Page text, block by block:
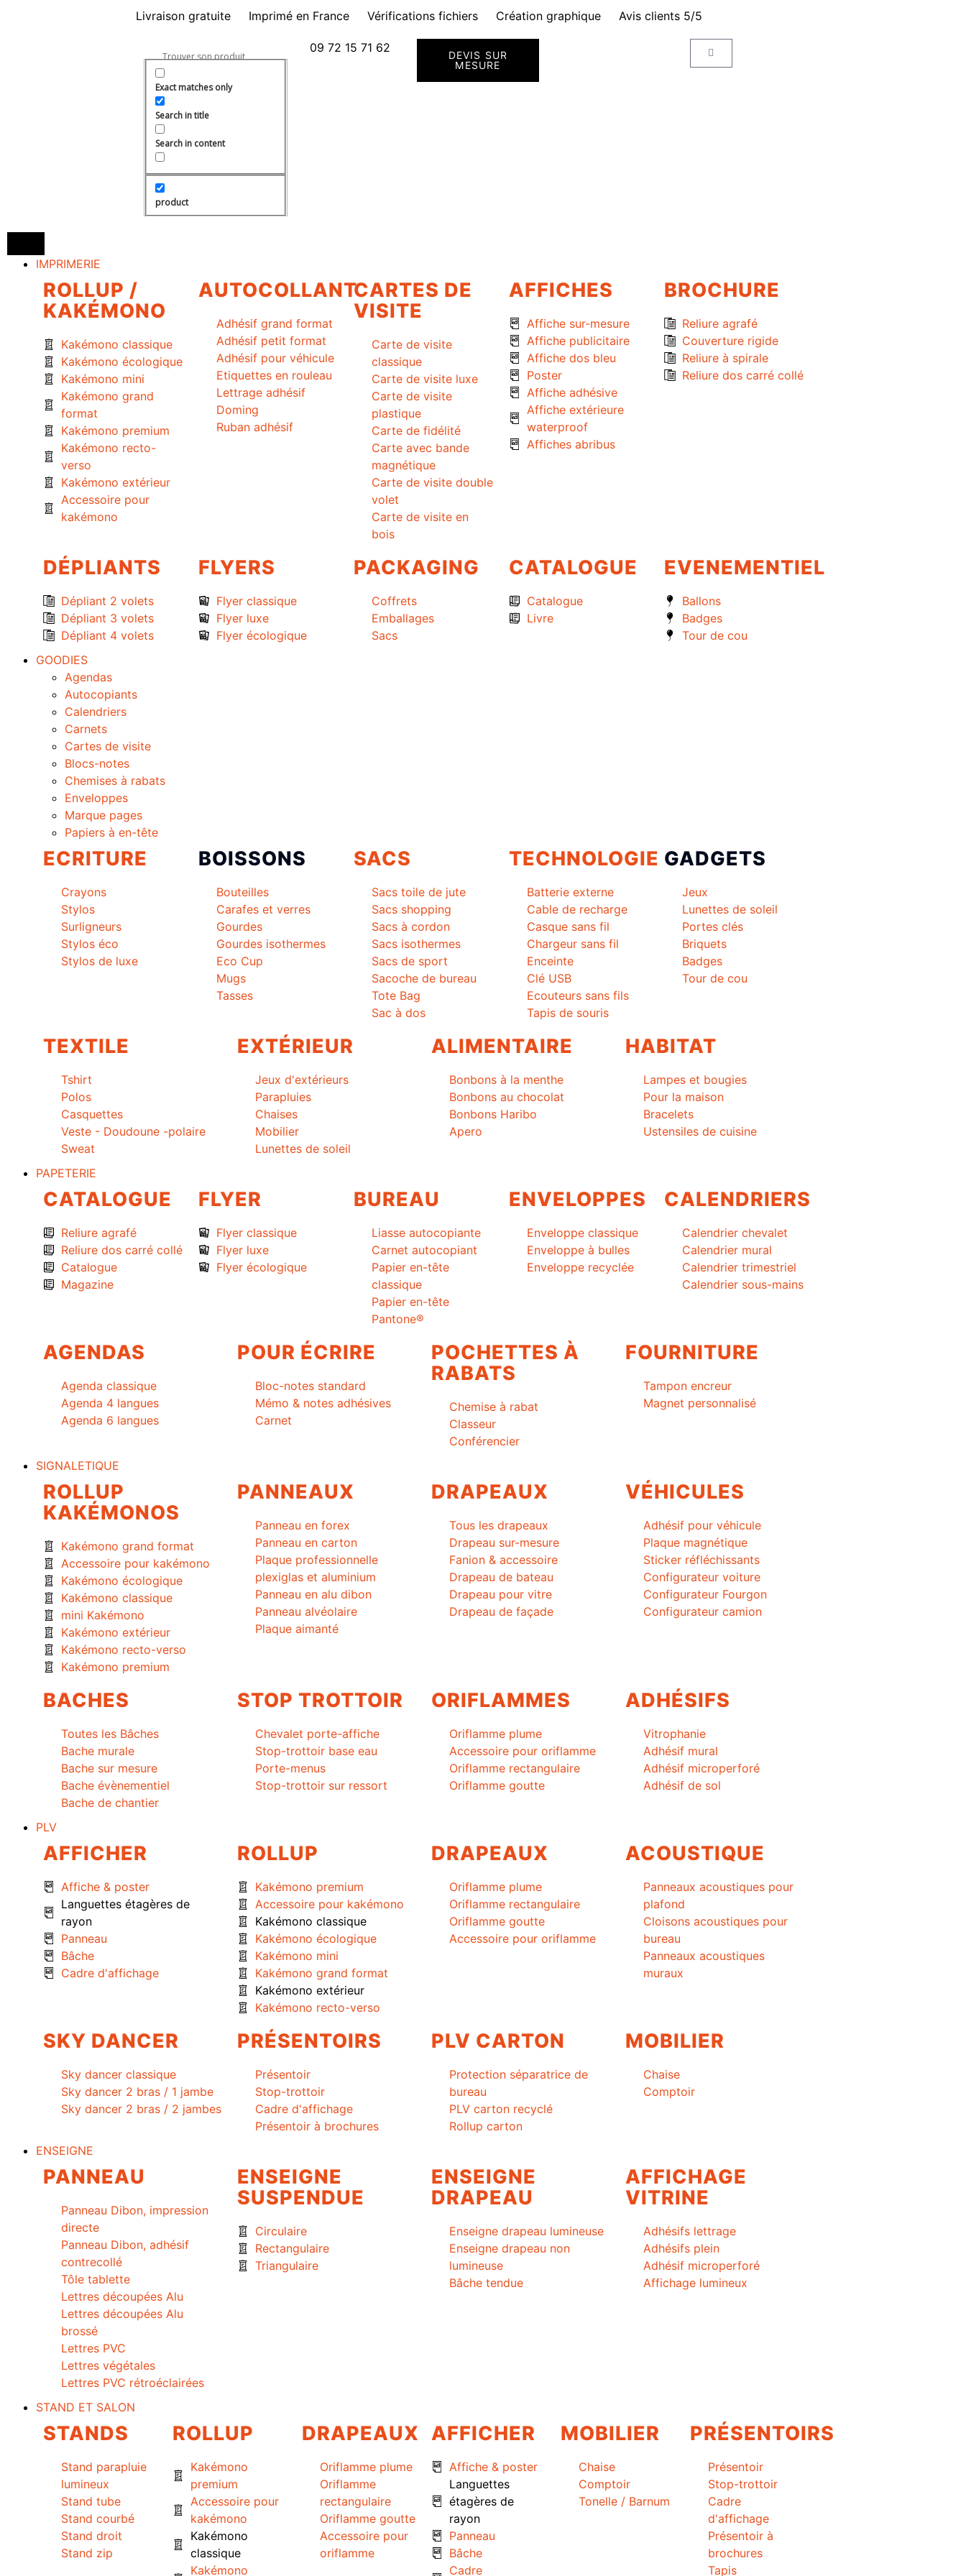
Livraison gratuite Imprimé en France Vérifications fichiers Création graphique Avis clients 5/5
Exact matches only
Search in title
Search in content
product
09 72 15 71 62
DEVIS SUR
MESURE
IMPRIMERIE
ROLLUP /
KAKÉMONO
Kakémono classique
Kakémono écologique
Kakémono mini
Kakémono grand
format
Kakémono premium
Kakémono recto-
verso
Kakémono extérieur
Accessoire pour
kakémono
AUTOCOLLANT
Adhésif grand format
Adhésif petit format
Adhésif pour véhicule
Etiquettes en rouleau
Lettrage adhésif
Doming
Ruban adhésif
CARTES DE
VISITE
Carte de visite
classique
Carte de visite luxe
Carte de visite
plastique
Carte de fidélité
Carte avec bande
magnétique
Carte de visite double
volet
Carte de visite en
bois
AFFICHES
Affiche sur-mesure
Affiche publicitaire
Affiche dos bleu
Poster
Affiche adhésive
Affiche extérieure
waterproof
Affiches abribus
BROCHURE
Reliure agrafé
Couverture rigide
Reliure à spirale
Reliure dos carré collé
DÉPLIANTS
Dépliant 2 volets
Dépliant 3 volets
Dépliant 4 volets
FLYERS
Flyer classique
Flyer luxe
Flyer écologique
PACKAGING
Coffrets
Emballages
Sacs
CATALOGUE
Catalogue
Livre
EVENEMENTIEL
Ballons
Badges
Tour de cou
GOODIES
Agendas
Autocopiants
Calendriers
Carnets
Cartes de visite
Blocs-notes
Chemises à rabats
Enveloppes
Marque pages
Papiers à en-tête
ECRITURE
Crayons
Stylos
Surligneurs
Stylos éco
Stylos de luxe
BOISSONS
Bouteilles
Carafes et verres
Gourdes
Gourdes isothermes
Eco Cup
Mugs
Tasses
SACS
Sacs toile de jute
Sacs shopping
Sacs à cordon
Sacs isothermes
Sacs de sport
Sacoche de bureau
Tote Bag
Sac à dos
TECHNOLOGIE
Batterie externe
Cable de recharge
Casque sans fil
Chargeur sans fil
Enceinte
Clé USB
Ecouteurs sans fils
Tapis de souris
GADGETS
Jeux
Lunettes de soleil
Portes clés
Briquets
Badges
Tour de cou
TEXTILE
Tshirt
Polos
Casquettes
Veste - Doudoune -polaire
Sweat
EXTÉRIEUR
Jeux d'extérieurs
Parapluies
Chaises
Mobilier
Lunettes de soleil
ALIMENTAIRE
Bonbons à la menthe
Bonbons au chocolat
Bonbons Haribo
Apero
HABITAT
Lampes et bougies
Pour la maison
Bracelets
Ustensiles de cuisine
PAPETERIE
CATALOGUE
Reliure agrafé
Reliure dos carré collé
Catalogue
Magazine
FLYER
Flyer classique
Flyer luxe
Flyer écologique
BUREAU
Liasse autocopiante
Carnet autocopiant
Papier en-tête
classique
Papier en-tête
Pantone®
ENVELOPPES
Enveloppe classique
Enveloppe à bulles
Enveloppe recyclée
CALENDRIERS
Calendrier chevalet
Calendrier mural
Calendrier trimestriel
Calendrier sous-mains
AGENDAS
Agenda classique
Agenda 4 langues
Agenda 6 langues
POUR ÉCRIRE
Bloc-notes standard
Mémo & notes adhésives
Carnet
POCHETTES À
RABATS
Chemise à rabat
Classeur
Conférencier
FOURNITURE
Tampon encreur
Magnet personnalisé
SIGNALETIQUE
ROLLUP
KAKÉMONOS
Kakémono grand format
Accessoire pour kakémono
Kakémono écologique
Kakémono classique
mini Kakémono
Kakémono extérieur
Kakémono recto-verso
Kakémono premium
PANNEAUX
Panneau en forex
Panneau en carton
Plaque professionnelle
plexiglas et aluminium
Panneau en alu dibon
Panneau alvéolaire
Plaque aimanté
DRAPEAUX
Tous les drapeaux
Drapeau sur-mesure
Fanion & accessoire
Drapeau de bateau
Drapeau pour vitre
Drapeau de façade
VÉHICULES
Adhésif pour véhicule
Plaque magnétique
Sticker réfléchissants
Configurateur voiture
Configurateur Fourgon
Configurateur camion
BACHES
Toutes les Bâches
Bache murale
Bache sur mesure
Bache évènementiel
Bache de chantier
STOP TROTTOIR
Chevalet porte-affiche
Stop-trottoir base eau
Porte-menus
Stop-trottoir sur ressort
ORIFLAMMES
Oriflamme plume
Accessoire pour oriflamme
Oriflamme rectangulaire
Oriflamme goutte
ADHÉSIFS
Vitrophanie
Adhésif mural
Adhésif microperforé
Adhésif de sol
PLV
AFFICHER
Affiche & poster
Languettes étagères de
rayon
Panneau
Bâche
Cadre d'affichage
ROLLUP
Kakémono premium
Accessoire pour kakémono
Kakémono classique
Kakémono écologique
Kakémono mini
Kakémono grand format
Kakémono extérieur
Kakémono recto-verso
DRAPEAUX
Oriflamme plume
Oriflamme rectangulaire
Oriflamme goutte
Accessoire pour oriflamme
ACOUSTIQUE
Panneaux acoustiques pour
plafond
Cloisons acoustiques pour
bureau
Panneaux acoustiques
muraux
SKY DANCER
Sky dancer classique
Sky dancer 2 bras / 1 jambe
Sky dancer 2 bras / 2 jambes
PRÉSENTOIRS
Présentoir
Stop-trottoir
Cadre d'affichage
Présentoir à brochures
PLV CARTON
Protection séparatrice de
bureau
PLV carton recyclé
Rollup carton
MOBILIER
Chaise
Comptoir
ENSEIGNE
PANNEAU
Panneau Dibon, impression
directe
Panneau Dibon, adhésif
contrecollé
Tôle tablette
Lettres découpées Alu
Lettres découpées Alu
brossé
Lettres PVC
Lettres végétales
Lettres PVC rétroéclairées
ENSEIGNE
SUSPENDUE
Circulaire
Rectangulaire
Triangulaire
ENSEIGNE
DRAPEAU
Enseigne drapeau lumineuse
Enseigne drapeau non
lumineuse
Bâche tendue
AFFICHAGE
VITRINE
Adhésifs lettrage
Adhésifs plein
Adhésif microperforé
Affichage lumineux
STAND ET SALON
STANDS
Stand parapluie
lumineux
Stand tube
Stand courbé
Stand droit
Stand zip
ROLLUP
Kakémono
premium
Accessoire pour
kakémono
Kakémono
classique
Kakémono
DRAPEAUX
Oriflamme plume
Oriflamme
rectangulaire
Oriflamme goutte
Accessoire pour
oriflamme
AFFICHER
Affiche & poster
Languettes
étagères de
rayon
Panneau
Bâche
Cadre
MOBILIER
Chaise
Comptoir
Tonelle / Barnum
PRÉSENTOIRS
Présentoir
Stop-trottoir
Cadre
d'affichage
Présentoir à
brochures
Tapis